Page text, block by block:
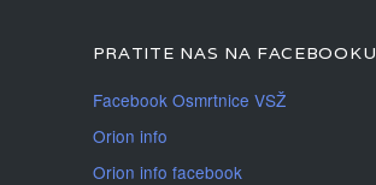
PRATITE NAS NA FACEBOOKU
Facebook Osmrtnice VSŽ
Orion info
Orion info facebook